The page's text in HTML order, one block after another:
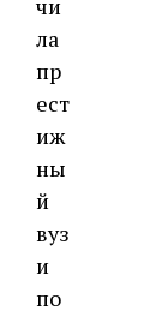
чи
ла
пр
ест
иж
ны
й
вуз
и
по